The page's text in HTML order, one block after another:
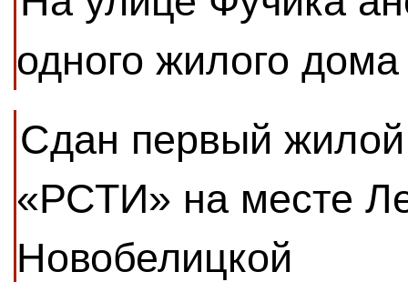
одного жилого
Сдан первый
«РСТИ» на месте
Новобелицкой